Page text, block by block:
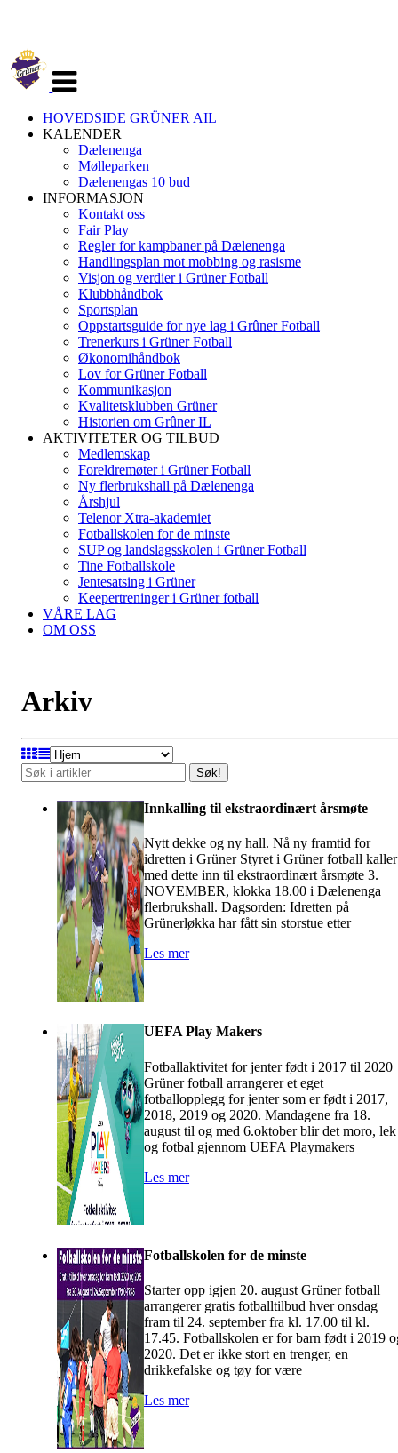
navigasjon
HOVEDSIDE GRÜNER AIL
KALENDER
Dælenenga
Mølleparken
Dælenengas 10 bud
INFORMASJON
Kontakt oss
Fair Play
Regler for kampbaner på Dælenenga
Handlingsplan mot mobbing og rasisme
Visjon og verdier i Grüner Fotball
Klubbhåndbok
Sportsplan
Oppstartsguide for nye lag i Grûner Fotball
Trenerkurs i Grüner Fotball
Økonomihåndbok
Lov for Grüner Fotball
Kommunikasjon
Kvalitetsklubben Grüner
Historien om Grûner IL
AKTIVITETER OG TILBUD
Medlemskap
Foreldremøter i Grüner Fotball
Ny flerbrukshall på Dælenenga
Årshjul
Telenor Xtra-akademiet
Fotballskolen for de minste
SUP og landslagsskolen i Grüner Fotball
Tine Fotballskole
Jentesatsing i Grüner
Keepertreninger i Grüner fotball
VÅRE LAG
OM OSS
Arkiv
Søk!
Innkalling til ekstraordinært årsmøte
Nytt dekke og ny hall. Nå ny framtid for
idretten i Grüner Styret i Grüner fotball kaller
med dette inn til ekstraordinært årsmøte 3.
NOVEMBER, klokka 18.00 i Dælenenga
flerbrukshall. Dagsorden: Idretten på
Grünerløkka har fått sin storstue etter
Les mer
UEFA Play Makers
Fotballaktivitet for jenter født i 2017 til 2020
Grüner fotball arrangerer et eget
fotballopplegg for jenter som er født i 2017,
2018, 2019 og 2020. Mandagene fra 18.
august til og med 6.oktober blir det moro, lek
og fotbal gjennom UEFA Playmakers
Les mer
Fotballskolen for de minste
Starter opp igjen 20. august Grüner fotball
arrangerer gratis fotballtilbud hver onsdag
fram til 24. september fra kl. 17.00 til kl.
17.45. Fotballskolen er for barn født i 2019
2020. Det er ikke stort en trenger, en
drikkefalske og tøy for være
Les mer